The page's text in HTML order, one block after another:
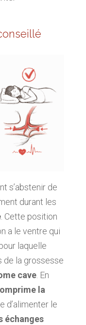
s’abstenir de
durant les
. Cette position
a le ventre qui
laquelle
de la grossesse
cave. En
la
d’alimenter le
échanges